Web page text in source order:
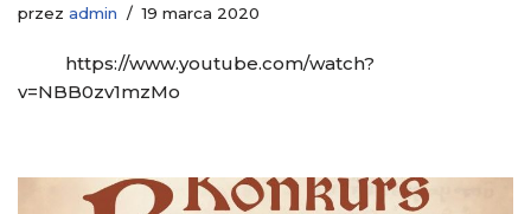
przez admin 19 marca 2020
https://www.youtube.com/watch?
v=NBB0zv1mzMo